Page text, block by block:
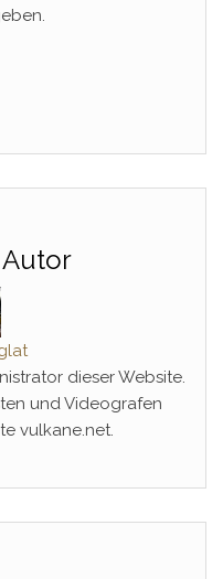
dieser Website.
und Videografen
vulkane.net.